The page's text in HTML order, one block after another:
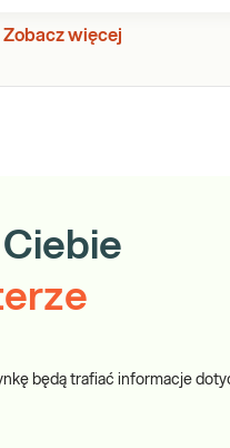
Zobacz więcej
będą trafiać informacje